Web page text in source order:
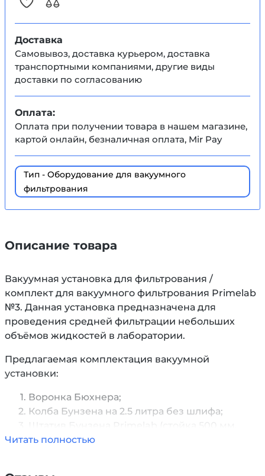
Доставка
Самовывоз, доставка курьером, доставка
транспортными компаниями, другие виды
доставки по согласованию
Оплата:
Оплата при получении товара в нашем магазине,
картой онлайн, безналичная оплата, Mir Pay
Тип - Оборудование для вакуумного
фильтрования
Описание товара
Вакуумная установка для фильтрования /
комплект для вакуумного фильтрования Primelab
№3. Данная установка предназначена для
проведения средней фильтрации небольших
объёмов жидкостей в лаборатории.
Предлагаемая комплектация вакуумной
установки:
Воронка Бюхнера;
Колба Бунзена на 2.5 литра без шлифа;
основаниеS);
Читать полностью